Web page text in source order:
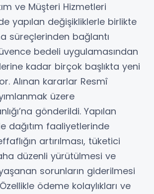
ve Müşteri Hizmetleri
yapılan değişikliklerle birlikte
süreçlerinden bağlantı
bedeli uygulamasından
kadar birçok başlıkta yeni
Alınan kararlar Resmî
üzere
gönderildi. Yapılan
dağıtım faaliyetlerinde
artırılması, tüketici
düzenli yürütülmesi ve
sorunların giderilmesi
ödeme kolaylıkları ve